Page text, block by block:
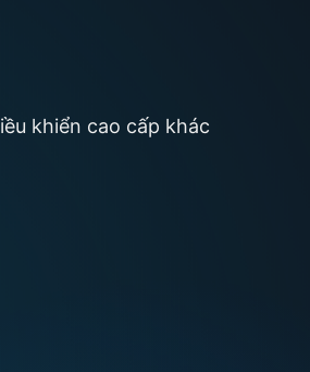
khiển cao cấp khác